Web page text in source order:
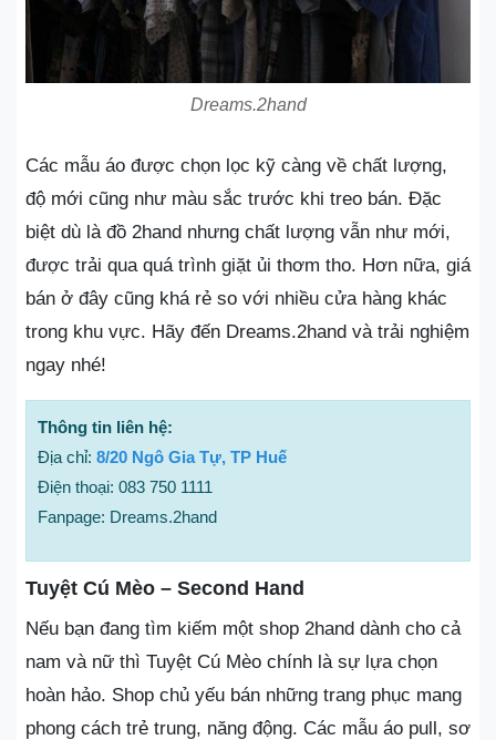
Dreams.2hand
Các mẫu áo được chọn lọc kỹ càng về chất lượng,
độ mới cũng như màu sắc trước khi treo bán. Đặc
biệt dù là đồ 2hand nhưng chất lượng vẫn như mới,
được trải qua quá trình giặt ủi thơm tho. Hơn nữa, giá
bán ở đây cũng khá rẻ so với nhiều cửa hàng khác
trong khu vực. Hãy đến Dreams.2hand và trải nghiệm
ngay nhé!
Thông tin liên hệ:
Địa chỉ: 8/20 Ngô Gia Tự, TP Huế
Điện thoại: 083 750 1111
Fanpage: Dreams.2hand
Tuyệt Cú Mèo – Second Hand
Nếu bạn đang tìm kiếm một shop 2hand dành cho cả
nam và nữ thì Tuyệt Cú Mèo chính là sự lựa chọn
hoàn hảo. Shop chủ yếu bán những trang phục mang
phong cách trẻ trung, năng động. Các mẫu áo pull, sơ